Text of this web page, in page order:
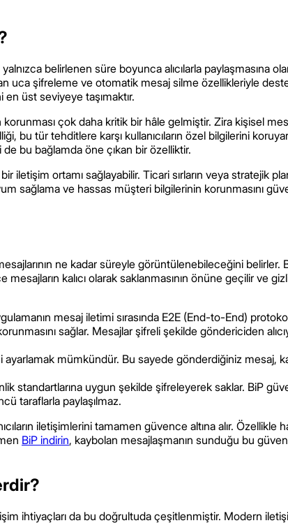
belirlenen süre boyunca alıcılarla paylaşmasına
uca şifreleme ve otomatik mesaj silme özellikleriyle
üst seviyeye taşımaktır.
çok daha kritik bir hâle gelmiştir. Zira kişisel
bu tür tehditlere karşı kullanıcıların özel bilgilerini
bu bağlamda öne çıkan bir özelliktir.
iletişim ortamı sağlayabilir. Ticari sırların veya stratejik
sağlama ve hassas müşteri bilgilerinin korunmasını
ne kadar süreyle görüntülenebileceğini
kalıcı olarak saklanmasının önüne geçilir ve
mesaj iletimi sırasında E2E (End-to-End)
sağlar. Mesajlar şifreli şekilde göndericiden
mümkündür. Bu sayede gönderdiğiniz mesaj,
standartlarına uygun şekilde şifreleyerek saklar. BiP
taraflarla paylaşılmaz.
iletişimlerini tamamen güvence altına alır. Özellikle
BiP indirin, kaybolan mesajlaşmanın sunduğu bu
ihtiyaçları da bu doğrultuda çeşitlenmiştir. Modern